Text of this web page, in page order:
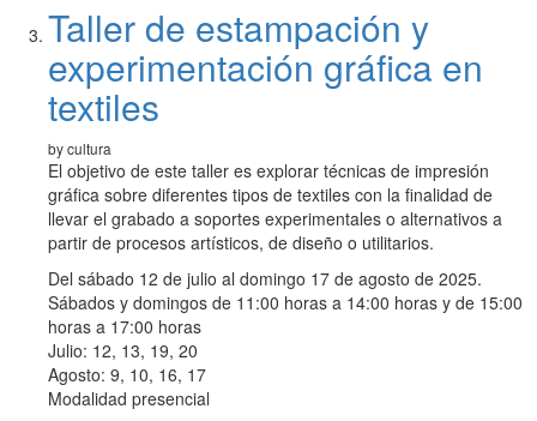
Taller de estampación y
experimentación gráfica en
textiles
by cultura
El objetivo de este taller es explorar técnicas de impresión
gráfica sobre diferentes tipos de textiles con la finalidad de
llevar el grabado a soportes experimentales o alternativos a
partir de procesos artísticos, de diseño o utilitarios.
Del sábado 12 de julio al domingo 17 de agosto de 2025.
Sábados y domingos de 11:00 horas a 14:00 horas y de 15:00
horas a 17:00 horas
Julio: 12, 13, 19, 20
Agosto: 9, 10, 16, 17
Modalidad presencial